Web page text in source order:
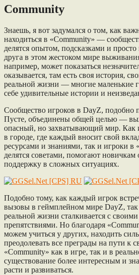
Community
Знаешь, я вот задумался о том, как
находиться в «Community» —
делятся опытом, подсказками и
друга в этом жестоком мире
например, может показаться
оказывается, там есть своя история,
реальной жизни — многие маленькие
себе удивительные истории и
Сообщество игроков в DayZ, подобно
Пусте, объединены общей целью —
опасный, но захватывающий мир.
в городе, где каждый вносит свой
ресурсами и знаниями, так и игроки в
делятся советами, помогают новичкам
поддержку в сложных ситуациях.
Подобно тому, как каждый игрок
вызовы в геймплейном мире DayZ,
реальной жизни сталкивается с
препятствиями. Но благодаря
можем учиться у других, находить
преодолевать все преграды на пути к
«Community» как в игре, так и в
существование более интересным и
расти и развиваться.